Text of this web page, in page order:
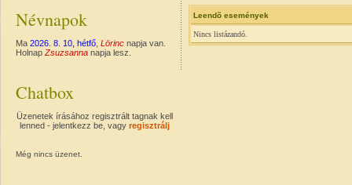
Névnapok
Ma 2026. 8. 10, hétfő Lörinc napja van.
Holnap Zsuzsanna napja lesz.
Chatbox
Üzenetek írásához regisztrált tagnak kell
lenned - jelentkezz be, vagy regisztrálj
Még nincs üzenet.
Leendõ események
Nincs listázandó.